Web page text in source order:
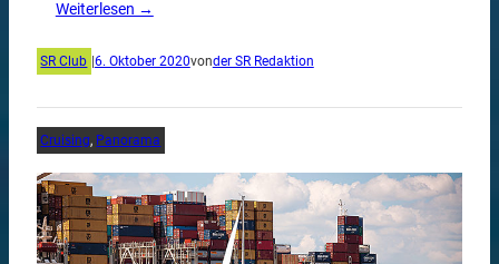
Weiterlesen →
SR Club 6. Oktober 2020vonder SR Redaktion
Cruising, Panorama